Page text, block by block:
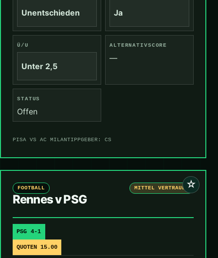
Unentschieden Ja
Ü/U
Unter 2,5
ALTERNATIVSCORE
—
STATUS
Offen
PISA VS AC MILANTIPPGEBER: CS
☆
FOOTBALL MITTEL VERTRAUEN
Rennes v PSG
PSG 4-1
QUOTEN 15.00